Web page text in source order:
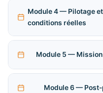
Module 4 — Pilotage
conditions réelles
Module 5 —
Module 6 —